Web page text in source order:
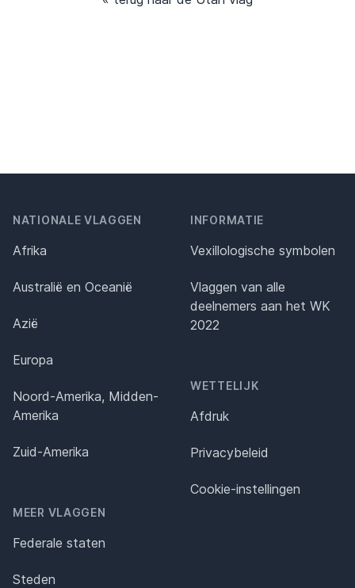
NATIONALE VLAGGEN
Afrika
Australië en Oceanië
Azië
Europa
Noord-Amerika, Midden-
Amerika
Zuid-Amerika
MEER VLAGGEN
Federale staten
Steden
INFORMATIE
Vexillologische symbolen
Vlaggen van alle
deelnemers aan het WK
2022
WETTELIJK
Afdruk
Privacybeleid
Cookie-instellingen